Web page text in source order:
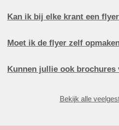
Kan ik bij elke krant een
Moet ik de flyer zelf
Kunnen jullie ook brochures
Bekijk alle